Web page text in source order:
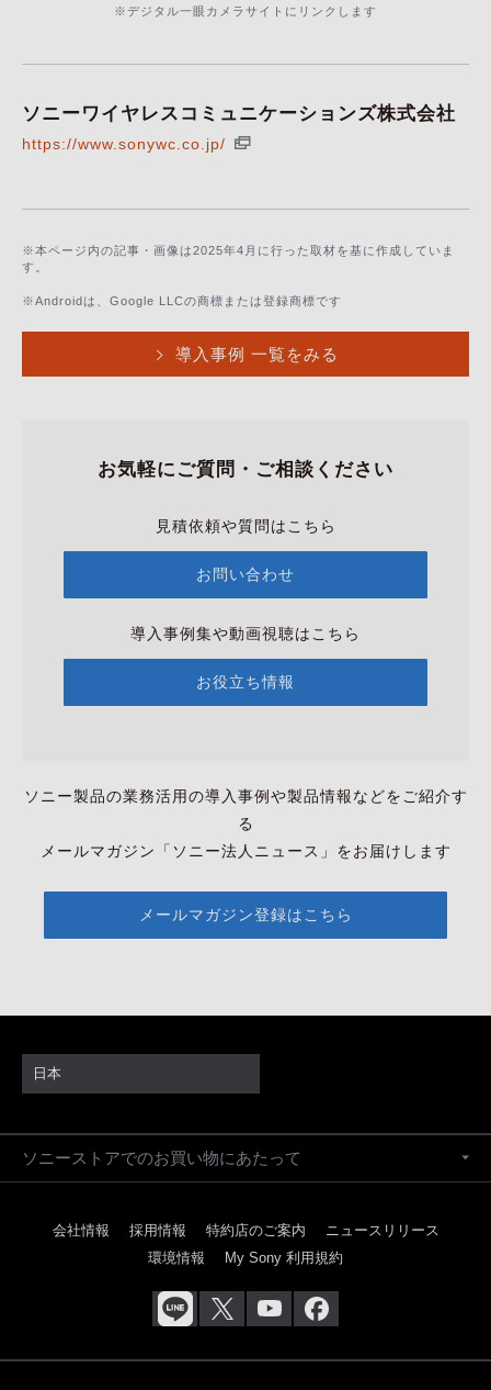
※デジタル一眼カメラサイトにリンクします
ソニーワイヤレスコミュニケーションズ株式会社
https://www.sonywc.co.jp/
※本ページ内の記事・画像は2025年4月に行った取材を基に作成していま
す。
※Androidは、Google LLCの商標または登録商標です
導入事例 一覧をみる
お気軽にご質問・ご相談ください
見積依頼や質問はこちら
お問い合わせ
導入事例集や動画視聴はこちら
お役立ち情報
ソニー製品の業務活用の導入事例や製品情報などをご紹介す
る
メールマガジン「ソニー法人ニュース」をお届けします
メールマガジン登録はこちら
日本
ソニーストアでのお買い物にあたって
会社情報 採用情報 特約店のご案内
ニュースリリース
環境情報
My Sony 利用規約